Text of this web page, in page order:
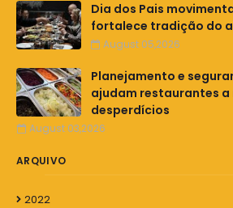
Dia dos Pais
fortalece tradição do
August 05,2026
Planejamento e
ajudam restaurantes a
desperdícios
August 03,2026
ARQUIVO
2022